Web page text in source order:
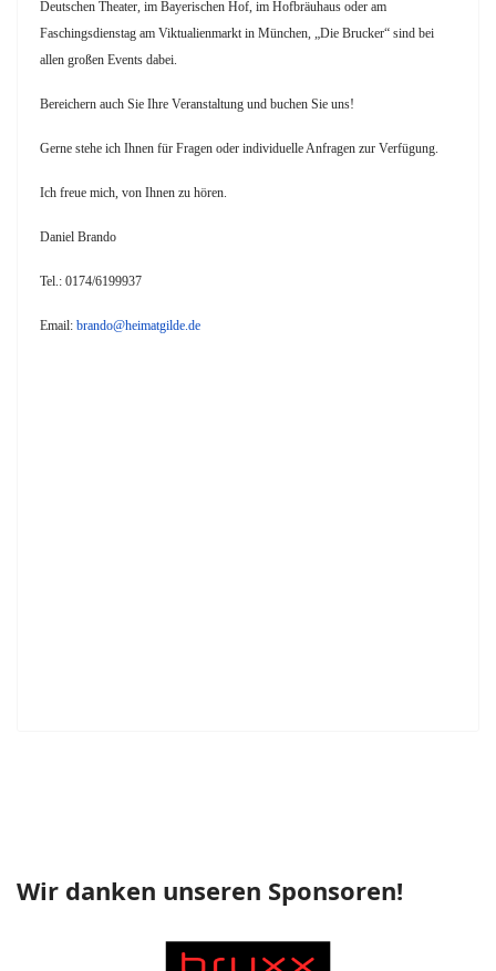
Deutschen Theater, im Bayerischen Hof, im Hofbräuhaus oder am
Faschingsdienstag am Viktualienmarkt in München, „Die Brucker“ sind bei
allen großen Events dabei.
Bereichern auch Sie Ihre Veranstaltung und buchen Sie uns!
Gerne stehe ich Ihnen für Fragen oder individuelle Anfragen zur Verfügung.
Ich freue mich, von Ihnen zu hören.
Daniel Brando
Tel.: 0174/6199937
Email: brando@heimatgilde.de
Wir danken unseren Sponsoren!